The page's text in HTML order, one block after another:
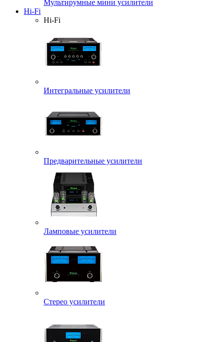
Мультирумные мини усилители
Hi-Fi
Hi-Fi
Интегральные усилители
Предварительные усилители
Ламповые усилители
Стерео усилители